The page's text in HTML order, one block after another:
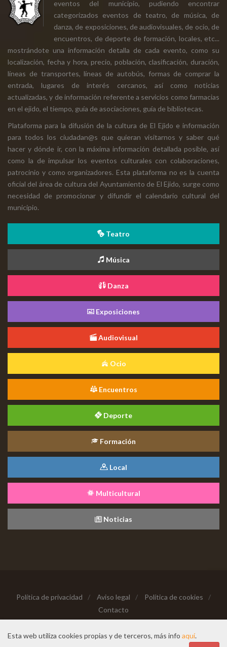
eventos del municipio, pudiendo encontrar
categorizados eventos de teatro, de música, de
danza, de exposiciones, de audiovisuales, de ocio, de
encuentros, de deporte de formación, locales, etc...
mostrándote una información detalla de cada evento, como su
localización, fecha y hora, precio, población, clasificación, duración,
líneas de transportes, líneas de autobús, formas de comprar la
entrada, lugares de interés cercanos, así como noticias
actualizadas, y de información referente a servicios como farmacias
en el ejido, el tiempo, guía de asociaciones, guía de bibliotecas.
Plataforma para la difusión de la cultura de El Ejido e información
para todos los ciudadan@s que quieran visitarnos y saber qué
hacer y dónde ir, con la máxima información detallada posible, así
como la de impulsar los eventos culturales con colaboraciones,
patrocinio y como organizadores. Esta plataforma no es la cuenta
oficial del área de cultura del Ayuntamiento de El Ejido, surge como
necesidad de promocionar y difundir el calendario cultural del
municipio.
Teatro
Música
Danza
Exposiciones
Audiovisual
Ocio
Encuentros
Deporte
Formación
Local
Multicultural
Noticias
Política de privacidad / Aviso legal / Política de cookies
/
Contacto
Hecho con cariño desde
Esta web utiliza cookies propias y de terceros, más info aquí.